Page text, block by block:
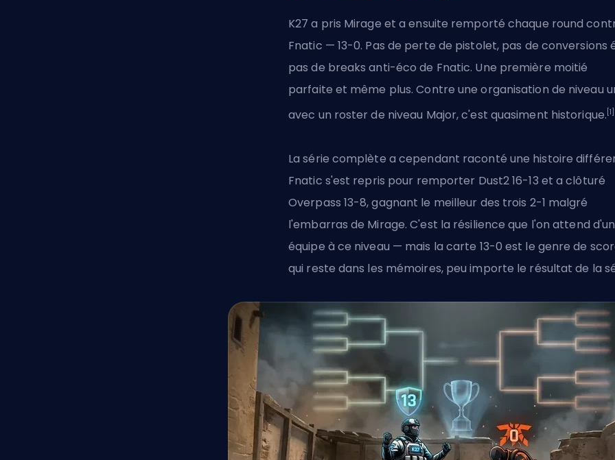
K27 a pris Mirage et a ensuite remporté chaque round
Fnatic — 13-0. Pas de perte de pistolet, pas de conversions
pas de breaks anti-éco de Fnatic. Une première moitié
parfaite et même plus. Contre une organisation de niveau
avec un roster de niveau Major, c'est quasiment historique. [1]
La série complète a cependant raconté une histoire
Fnatic s'est repris pour remporter Dust2 16-13 et a clôturé
Overpass 13-8, gagnant le meilleur des trois 2-1 malgré
l'embarras de Mirage. C'est la résilience que l'on attend
équipe à ce niveau — mais la carte 13-0 est le genre de
qui reste dans les mémoires, peu importe le résultat de la